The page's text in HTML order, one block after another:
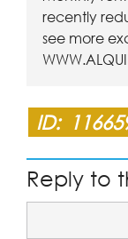
recently
see more
ID:
Reply to